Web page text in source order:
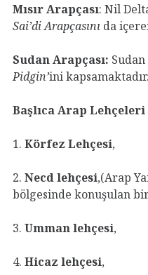
Mısır Arapçası: Nil
Sai’di Arapçasını da
Sudan Arapçası:
Pidgin’ini kapsamaktadır.
Başlıca Arap Lehçeleri
1. Körfez Lehçesi,
2. Necd lehçesi,(Arap
bölgesinde konuşulan
3. Umman lehçesi,
4. Hicaz lehçesi,